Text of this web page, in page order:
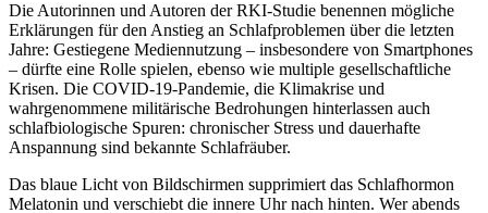
Die Autorinnen und Autoren der RKI-Studie benennen mögliche
Erklärungen für den Anstieg an Schlafproblemen über die letzten
Jahre: Gestiegene Mediennutzung – insbesondere von Smartphones
– dürfte eine Rolle spielen, ebenso wie multiple gesellschaftliche
Krisen. Die COVID-19-Pandemie, die Klimakrise und
wahrgenommene militärische Bedrohungen hinterlassen auch
schlafbiologische Spuren: chronischer Stress und dauerhafte
Anspannung sind bekannte Schlafräuber.
Das blaue Licht von Bildschirmen supprimiert das Schlafhormon
Melatonin und verschiebt die innere Uhr nach hinten. Wer abends